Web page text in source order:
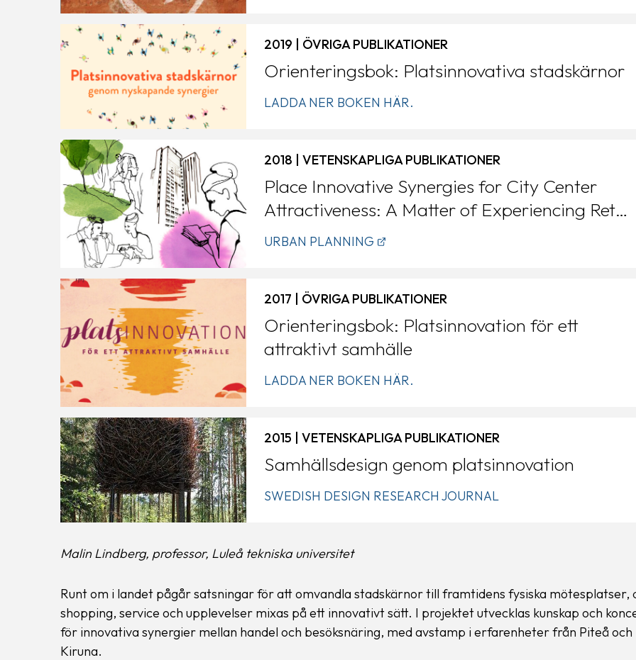
Orienteringsbok: Platsinnovativa stadskärnor
2019 | ÖVRIGA PUBLIKATIONER
LADDA NER BOKEN HÄR.
Place Innovative Synergies for City Center
Attractiveness: A Matter of Experiencing Retail
and Retailing Experiences
2018 | VETENSKAPLIGA PUBLIKATIONER
URBAN PLANNING
Orienteringsbok: Platsinnovation för ett
attraktivt samhälle
2017 | ÖVRIGA PUBLIKATIONER
LADDA NER BOKEN HÄR.
Samhällsdesign genom platsinnovation
2015 | VETENSKAPLIGA PUBLIKATIONER
SWEDISH DESIGN RESEARCH JOURNAL
Malin Lindberg, professor, Luleå tekniska universitet
Runt om i landet pågår satsningar för att omvandla stadskärnor till framtidens fysiska mötesplatser,
shopping, service och upplevelser mixas på ett innovativt sätt. I projektet utvecklas kunskap och
för innovativa synergier mellan handel och besöksnäring, med avstamp i erfarenheter från Piteå och
Kiruna.